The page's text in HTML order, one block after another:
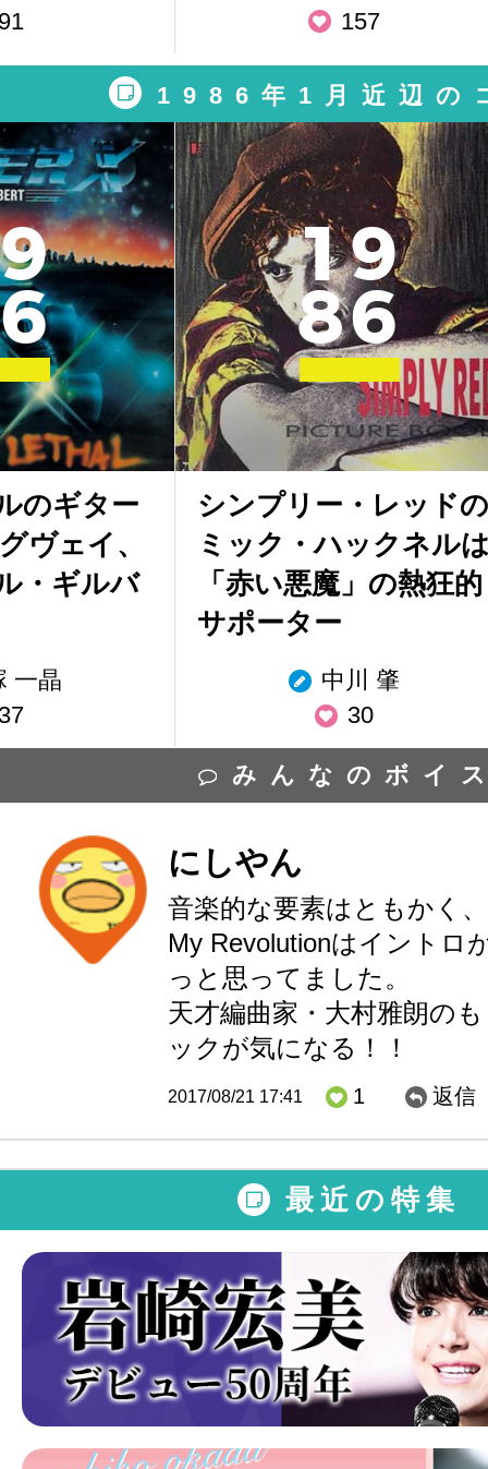
157
1986年1月近辺の
9
6
のギター
ヴェイ、
・ギルバ
一晶
19
86
シンプリー・レッドの
ミック・ハックネル
「赤い悪魔」の熱狂的
サポーター
中川 肇
30
みんなのボイ
にしやん
音楽的な要素はともかく、
My Revolutionはイントロ
っと思ってました。
天才編曲家・大村雅朗の
ックが気になる！！
2017/08/21 17:41 1 返信
最近の特集